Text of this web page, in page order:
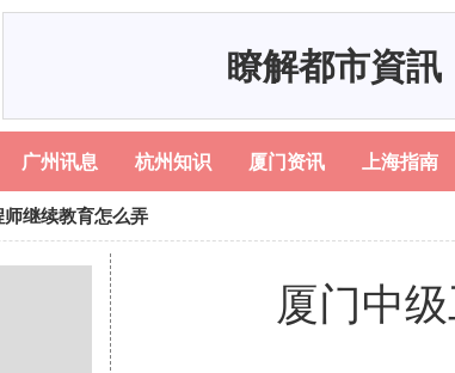
瞭解都市資訊
广州讯息 杭州知识 厦门资讯 上海指南
继续教育怎么弄
厦门中